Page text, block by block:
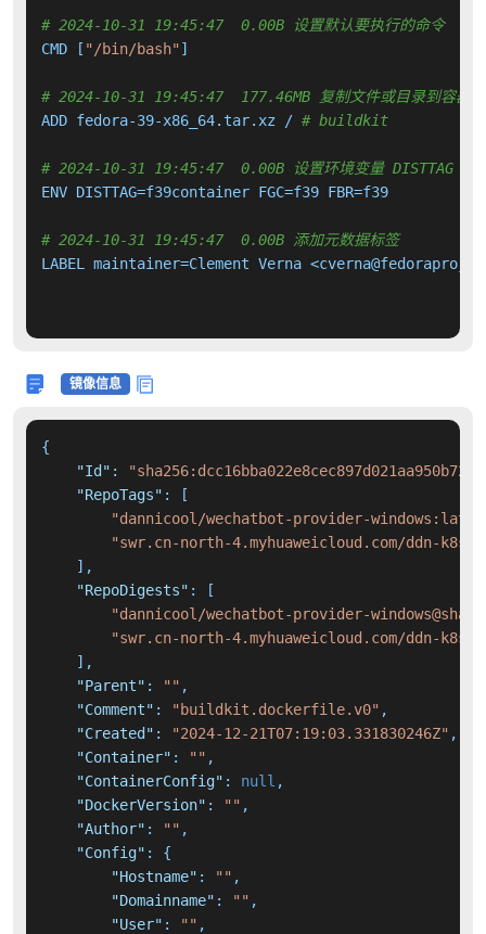
# 2024-10-31 19:45:47  0.00B 设置默认要执行的命令
CMD [ "/bin/bash" ]
# 2024-10-31 19:45:47  177.46MB 复制文件或目录到容器中
ADD fedora-39-x86_64.tar.xz / # buildkit
# 2024-10-31 19:45:47  0.00B 设置环境变量 DISTTAG
ENV DISTTAG=f39container FGC=f39 FBR=f39
# 2024-10-31 19:45:47  0.00B 添加元数据标签
LABEL maintainer=Clement Verna
镜像信息
{
"Id" :
"RepoTags" :
[
"dannicool/wechatbot-provider-
"swr.cn-north-4.myhuaweicloud.com/ddn-
] ,
"RepoDigests" :
[
"dannicool/wechatbot-provider-
"swr.cn-north-4.myhuaweicloud.com/ddn-k8s/
] ,
"Parent" : "" ,
"Comment" : "buildkit.dockerfile.v0" ,
"Created" : "2024-12-21T07:19:03.331830246Z" ,
"Container" : "" ,
"ContainerConfig" : null ,
"DockerVersion" : "" ,
"Author" : "" ,
"Config" :
{
"Hostname" : "" ,
"Domainname" : "" ,
"User" : "" ,